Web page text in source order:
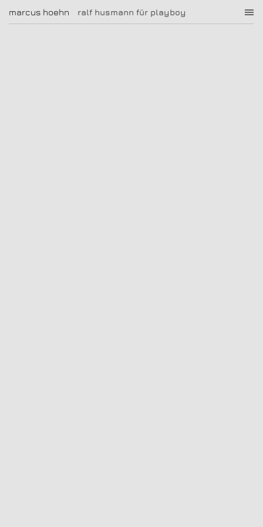
ralf husmann für playboy
marcus hoehn marcus hoehn
|